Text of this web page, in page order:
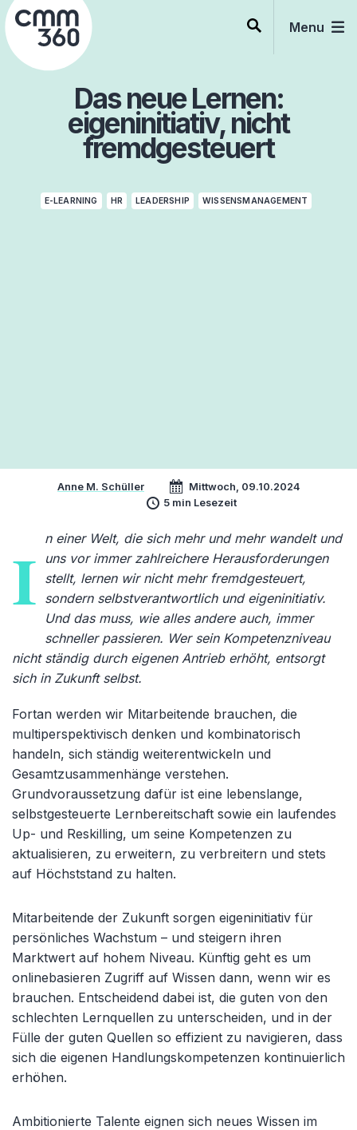
Skip
to
content
Menu
Das neue Lernen:
eigeninitiativ, nicht
fremdgesteuert
E-LEARNING HR LEADERSHIP WISSENSMANAGEMENT
Anne M. Schüller
Mittwoch, 09.10.2024
5 min Lesezeit
I n einer Welt, die sich mehr und mehr wandelt und
uns vor immer zahlreichere Herausforderungen
stellt, lernen wir nicht mehr fremdgesteuert,
sondern selbstverantwortlich und eigeninitiativ.
Und das muss, wie alles andere auch, immer
schneller passieren. Wer sein Kompetenzniveau
nicht ständig durch eigenen Antrieb erhöht, entsorgt
sich in Zukunft selbst.
Fortan werden wir Mitarbeitende brauchen, die
multiperspektivisch denken und kombinatorisch
handeln, sich ständig weiterentwickeln und
Gesamtzusammenhänge verstehen.
Grundvoraussetzung dafür ist eine lebenslange,
selbstgesteuerte Lernbereitschaft sowie ein laufendes
Up- und Reskilling, um seine Kompetenzen zu
aktualisieren, zu erweitern, zu verbreitern und stets
auf Höchststand zu halten.
Mitarbeitende der Zukunft sorgen eigeninitiativ für
persönliches Wachstum – und steigern ihren
Marktwert auf hohem Niveau. Künftig geht es um
onlinebasieren Zugriff auf Wissen dann, wenn wir es
brauchen. Entscheidend dabei ist, die guten von den
schlechten Lernquellen zu unterscheiden, und in der
Fülle der guten Quellen so effizient zu navigieren, dass
sich die eigenen Handlungskompetenzen kontinuierlich
erhöhen.
Ambitionierte Talente eignen sich neues Wissen im